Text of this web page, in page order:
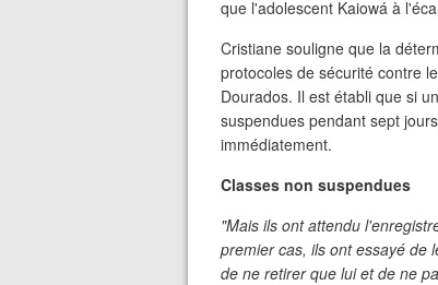
que l'adolescent Kaiowá à
Cristiane souligne que la
protocoles de sécurité contre
Dourados. Il est établi que si
suspendues pendant sept
immédiatement.
Classes non suspendues
"Mais ils ont attendu
premier cas, ils ont essayé de
de ne retirer que lui et de ne